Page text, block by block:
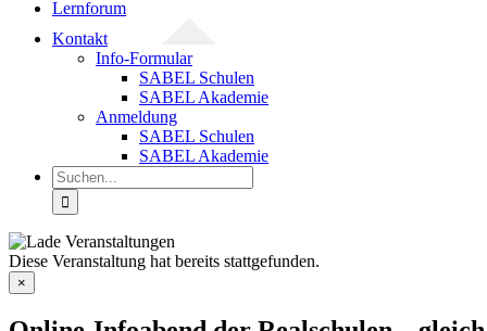
Lernforum
Kontakt
Info-Formular
SABEL Schulen
SABEL Akademie
Anmeldung
SABEL Schulen
SABEL Akademie
Suche
nach:
Diese Veranstaltung hat bereits stattgefunden.
×